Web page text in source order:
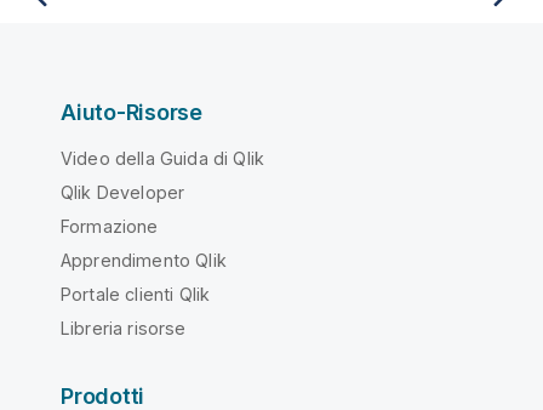
Aiuto-Risorse
Video della Guida di Qlik
Qlik Developer
Formazione
Apprendimento Qlik
Portale clienti Qlik
Libreria risorse
Prodotti